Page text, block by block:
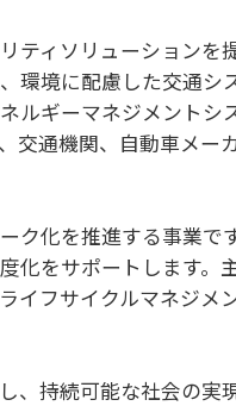
ティソリューションを
環境に配慮した交通シ
ルギーマネジメントシ
通機関、自動車メー
ク化を推進する事業で
化をサポートします。
イフサイクルマネジメ
持続可能な社会の実